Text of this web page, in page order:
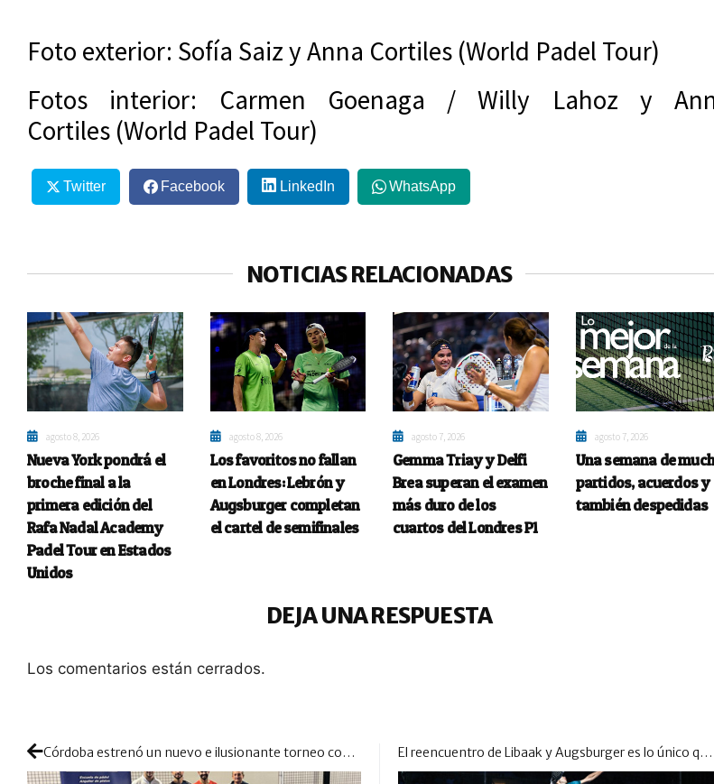
Foto exterior: Sofía Saiz y Anna Cortiles (World Padel Tour)
Fotos interior: Carmen Goenaga / Willy Lahoz y
Cortiles (World Padel Tour)
Twitter Facebook LinkedIn WhatsApp
NOTICIAS RELACIONADAS
agosto 8, 2026
Nueva York pondrá el
broche final a la
primera edición del
Rafa Nadal Academy
Padel Tour en Estados
Unidos
agosto 8, 2026
Los favoritos no fallan
en Londres: Lebrón y
Augsburger completan
el cartel de semifinales
agosto 7, 2026
Gemma Triay y Delfi
Brea superan el examen
más duro de los
cuartos del Londres P1
agosto 7, 2026
Una semana de
partidos, acuerdos y
también despedidas
DEJA UNA RESPUESTA
Los comentarios están cerrados.
Córdoba estrenó un nuevo e ilusionante torneo con excelentes resultados El reencuentro de Libaak y Augsburger es lo único que deja tensión en el inicio de Paraguay